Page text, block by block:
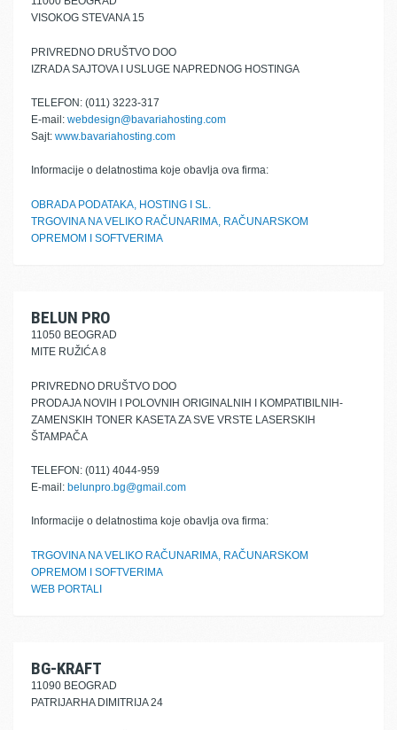
VISOKOG STEVANA 15
PRIVREDNO DRUŠTVO DOO
IZRADA SAJTOVA I USLUGE NAPREDNOG HOSTINGA
TELEFON: (011) 3223-317
E-mail: webdesign@bavariahosting.com
Sajt: www.bavariahosting.com
Informacije o delatnostima koje obavlja ova firma:
OBRADA PODATAKA, HOSTING I SL.
TRGOVINA NA VELIKO RAČUNARIMA, RAČUNARSKOM
OPREMOM I SOFTVERIMA
BELUN PRO
11050 BEOGRAD
MITE RUŽIĆA 8
PRIVREDNO DRUŠTVO DOO
PRODAJA NOVIH I POLOVNIH ORIGINALNIH I KOMPATIBILNIH-
ZAMENSKIH TONER KASETA ZA SVE VRSTE LASERSKIH
ŠTAMPAČA
TELEFON: (011) 4044-959
E-mail: belunpro.bg@gmail.com
Informacije o delatnostima koje obavlja ova firma:
TRGOVINA NA VELIKO RAČUNARIMA, RAČUNARSKOM
OPREMOM I SOFTVERIMA
WEB PORTALI
BG-KRAFT
11090 BEOGRAD
PATRIJARHA DIMITRIJA 24